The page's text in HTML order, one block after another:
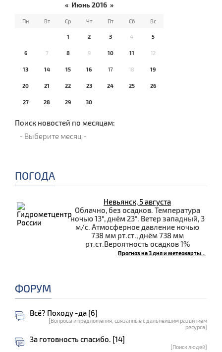
« Июнь 2016 »
Пн Вт Ср Чт Пт Сб Вс
1 2 3 4 5
6 7 8 9 10 11 12
13 14 15 16 17 18 19
20 21 22 23 24 25 26
27 28 29 30
Поиск новостей по месяцам:
ПОГОДА
Невьянск, 5 августа
Облачно, без осадков. Температура
ночью 13°, днём 23°. Ветер западный, 3
м/с. Атмосферное давление ночью
738 мм рт.ст., днём 738 мм
рт.ст.Вероятность осадков 1%
Прогноз на 3 дня и метеокарты...
ФОРУМ
Всё? Походу -да [6]
[Вопросы и предложения, связанные с дальнейшим развитием
ресурса]
За готовность спасибо. [14]
[Поиск людей]